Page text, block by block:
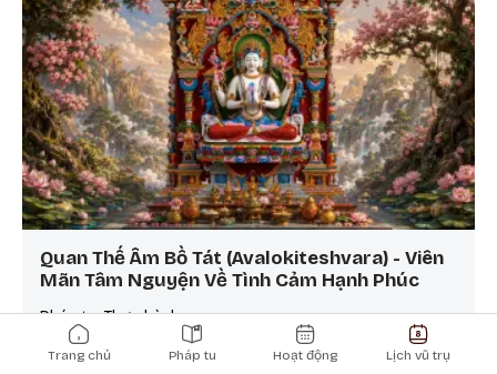
Quan Thế Âm Bồ Tát (Avalokiteshvara) - Viên
Mãn Tâm Nguyện Về Tình Cảm Hạnh Phúc
Pháp tu, Thực hành
Main navigation
Trang chủ Pháp tu Hoạt động Lịch vũ trụ